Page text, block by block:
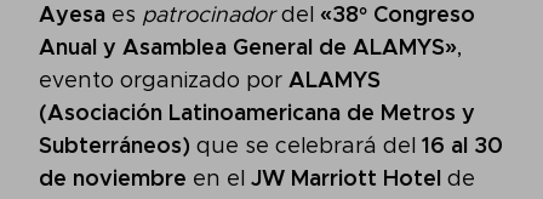
Ayesa es patrocinadordel «38° Congreso
Anual y Asamblea General de ALAMYS»,
evento organizado por ALAMYS
(Asociación Latinoamericana de Metros y
Subterráneos) que se celebrará del 16 al 30
de noviembre en el JW Marriott Hotel de